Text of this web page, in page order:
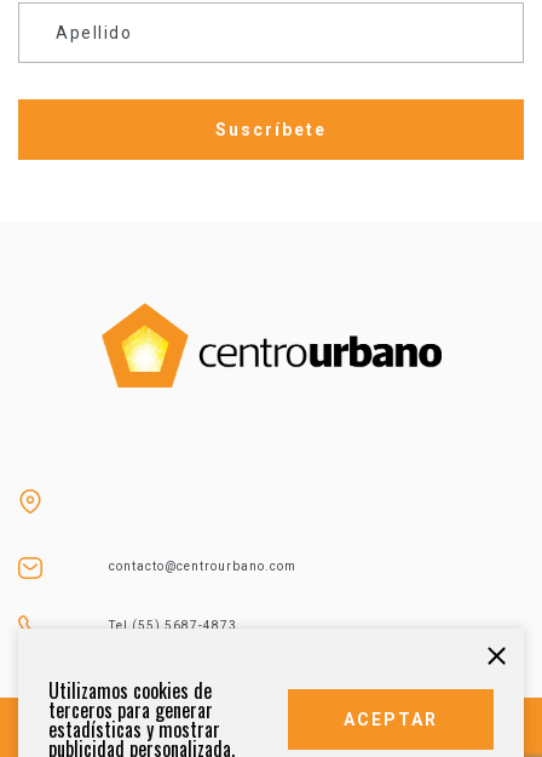
Apellido
contacto@centrourbano.com
Tel (55) 5687-4873
Utilizamos cookies de
terceros para generar
estadísticas y mostrar
publicidad personalizada.
ACEPTAR